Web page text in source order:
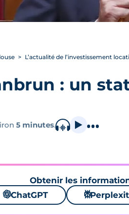
L’actualité de l’investissement
: un
5 minutes.
Obtenir les
🌌ChatGPT ⚙